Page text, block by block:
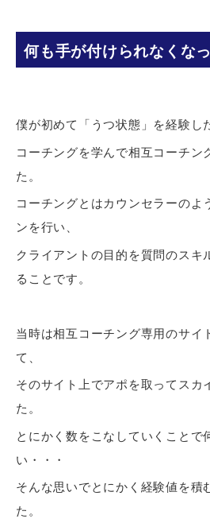
何も手が付けられなくな
僕が初めて「うつ状態」を経験し
コーチングを学んで相互コーチン
た。
コーチングとはカウンセラーのよ
ンを行い、
クライアントの目的を質問のスキ
ることです。
当時は相互コーチング専用のサイ
て、
そのサイト上でアポを取ってスカ
た。
とにかく数をこなしていくことで
い・・・
そんな思いでとにかく経験値を積
た。